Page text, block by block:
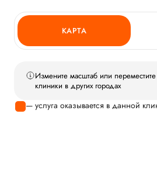
КАРТА
Измените масштаб или переместите
клиники в других городах
— услуга оказывается в данной